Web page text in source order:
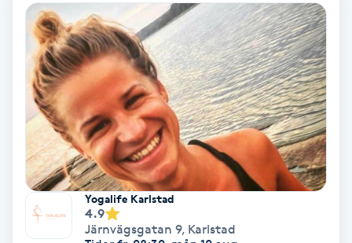
Liktornar
LPG
LPG-behandling
LPG-massage
LuggklippningYogalife Karlstad
4.9
Järnvägsgatan 9, Karlstad